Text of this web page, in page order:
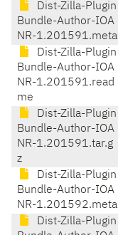
Dist-Zilla-Plugin
Bundle-Author-IOA
NR-1.201591.meta
Dist-Zilla-Plugin
Bundle-Author-IOA
NR-1.201591.read
me
Dist-Zilla-Plugin
Bundle-Author-IOA
NR-1.201591.tar.g
z
Dist-Zilla-Plugin
Bundle-Author-IOA
NR-1.201592.meta
Dist-Zilla-Plugin